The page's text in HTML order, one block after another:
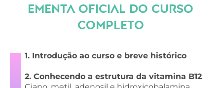
EMENTA OFICIAL DO CURSO
COMPLETO
1. Introdução ao curso e breve histórico
2. Conhecendo a estrutura da vitamina B12